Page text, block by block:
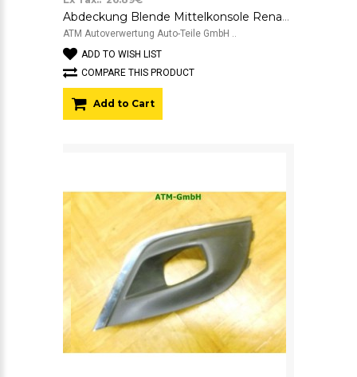
Abdeckung Blende Mittelkonsole Renault Megane 3 III
ATM Autoverwertung Auto-Teile GmbH ..
ADD TO WISH LIST
COMPARE THIS PRODUCT
Add to Cart